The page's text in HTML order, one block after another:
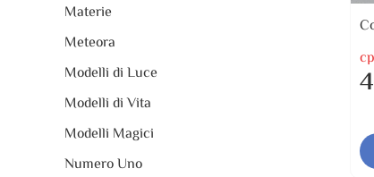
Materie
Meteora
Modelli di Luce
Modelli di Vita
Modelli Magici
Numero Uno